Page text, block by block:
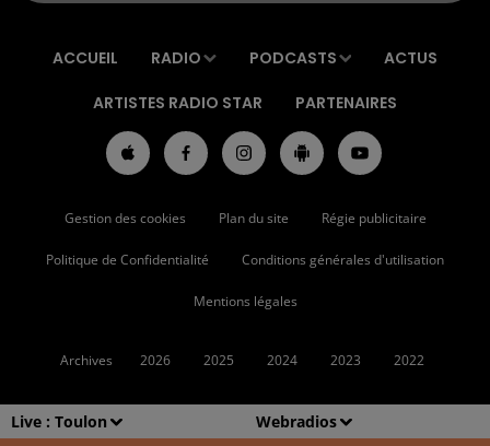
Live : Toulon Webradios
ACCUEIL RADIO PODCASTS ACTUS
ARTISTES RADIO STAR PARTENAIRES
Gestion des cookies Plan du site Régie publicitaire
Politique de Confidentialité Conditions générales d'utilisation
Mentions légales
Archives 2026 2025 2024 2023 2022